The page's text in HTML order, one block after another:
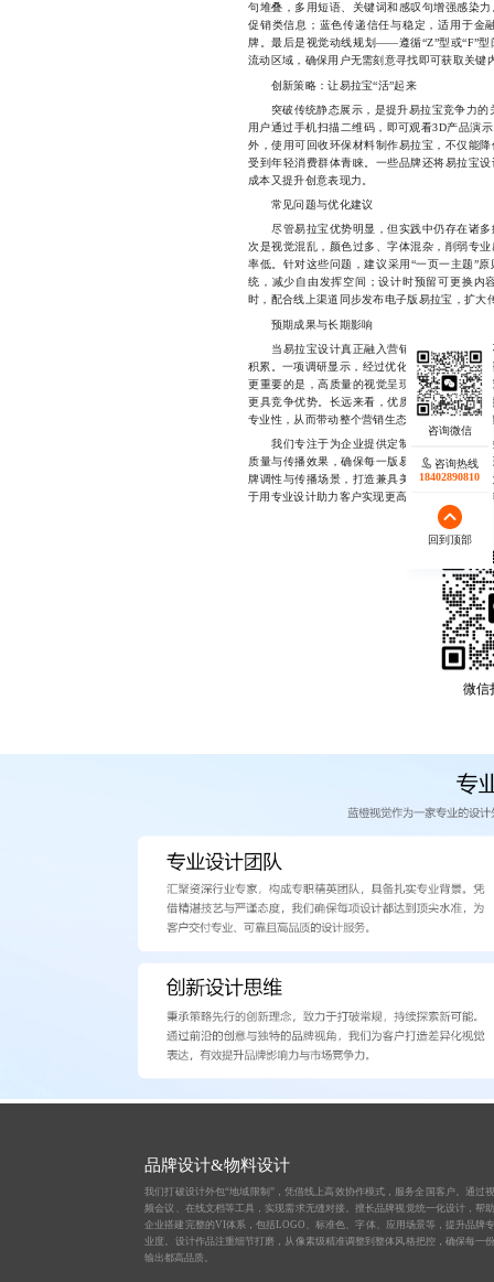
句堆叠，多用短语、关键词和感叹句增强感染
促销类信息；蓝色传递信任与稳定，适用于金
牌。最后是视觉动线规划——遵循“Z”型或“F”
流动区域，确保用户无需刻意寻找即可获取关键
创新策略：让易拉宝“活”起来
突破传统静态展示，是提升易拉宝竞争力的
用户通过手机扫描二维码，即可观看3D产品演
外，使用可回收环保材料制作易拉宝，不仅能
受到年轻消费群体青睐。一些品牌还将易拉宝
成本又提升创意表现力。
常见问题与优化建议
尽管易拉宝优势明显，但实践中仍存在诸多
次是视觉混乱，颜色过多、字体混杂，削弱专
率低。针对这些问题，建议采用“一页一主题”
统，减少自由发挥空间；设计时预留可更换内
时，配合线上渠道同步发布电子版易拉宝，扩大
预期成果与长期影响
当易拉宝设计真正融入营销战略，其带来的
积累。一项调研显示，经过优化设计的易拉宝，
更重要的是，高质量的视觉呈现会潜移默化地
更具竞争优势。长远来看，优质易拉宝的普及
专业性，从而带动整个营销生态向更精细化、体
我们专注于为企业提供定制化易拉宝设计服
质量与传播效果，确保每一版易拉宝都能精准
牌调性与传播场景，打造兼具美感与转化力的
于用专业设计助力客户实现更高效率的品牌曝光
微信
咨询热线
18402890810
回到顶部
品牌设计&物料设计
我们打破设计外包“地域限制”，凭借线上高效协作模式，服务全国客户。通过
频会议、在线文档等工具，实现需求无缝对接。擅长品牌视觉统一化设计，帮
企业搭建完整的VI体系，包括LOGO、标准色、字体、应用场景等，提升品牌
业度。设计作品注重细节打磨，从像素级精准调整到整体风格把控，确保每一
输出都高品质。